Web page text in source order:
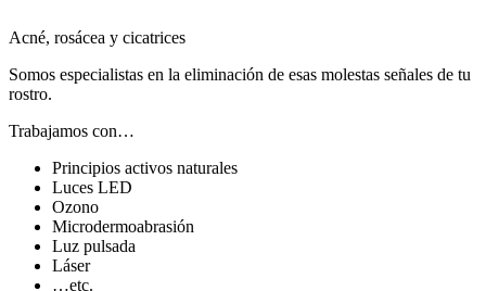
Acné, rosácea y cicatrices
Somos especialistas en la eliminación de esas molestas señales de tu
rostro.
Trabajamos con…
Principios activos naturales
Luces LED
Ozono
Microdermoabrasión
Luz pulsada
Láser
…etc.